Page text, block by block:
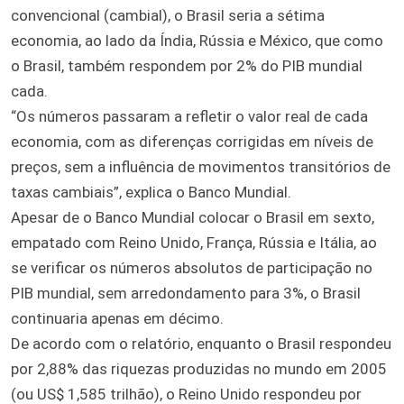
convencional (cambial), o Brasil seria a sétima
economia, ao lado da Índia, Rússia e México, que como
o Brasil, também respondem por 2% do PIB mundial
cada.
“Os números passaram a refletir o valor real de cada
economia, com as diferenças corrigidas em níveis de
preços, sem a influência de movimentos transitórios de
taxas cambiais”, explica o Banco Mundial.
Apesar de o Banco Mundial colocar o Brasil em sexto,
empatado com Reino Unido, França, Rússia e Itália, ao
se verificar os números absolutos de participação no
PIB mundial, sem arredondamento para 3%, o Brasil
continuaria apenas em décimo.
De acordo com o relatório, enquanto o Brasil respondeu
por 2,88% das riquezas produzidas no mundo em 2005
(ou US$ 1,585 trilhão), o Reino Unido respondeu por